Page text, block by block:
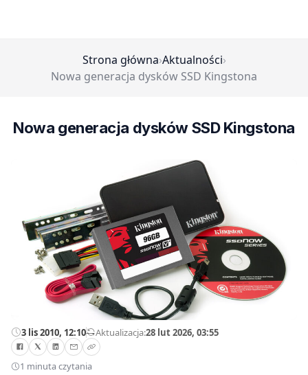
Strona główna›Aktualności›
Nowa generacja dysków SSD Kingstona
Nowa generacja dysków SSD Kingstona
3 lis 2010, 12:10—Aktualizacja:28 lut 2026, 03:55
1 minuta czytania